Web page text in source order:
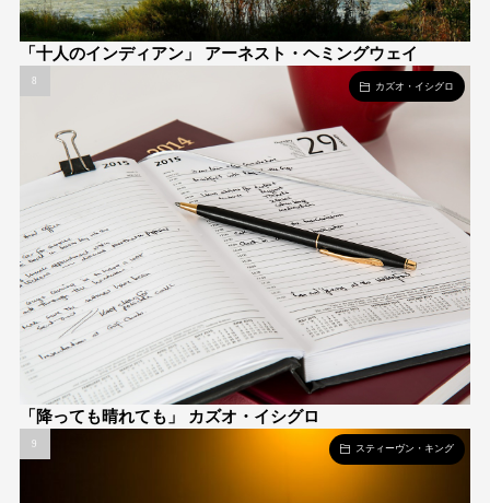
「十人のインディアン」 アーネスト・ヘミングウェイ
カズオ・イシグロ
「降っても晴れても」 カズオ・イシグロ
スティーヴン・キング